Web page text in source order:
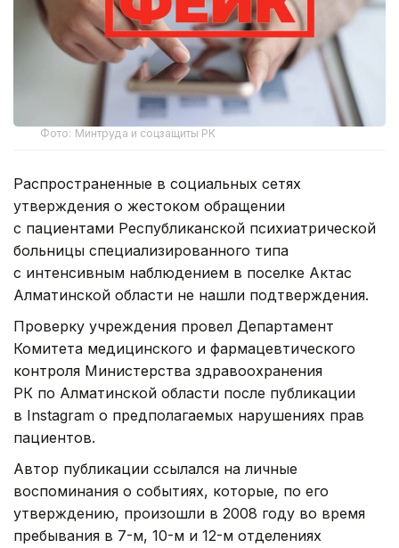
Фото: Минтруда и соцзащиты РК
Распространенные в социальных сетях
утверждения о жестоком обращении
с пациентами Республиканской психиатрической
больницы специализированного типа
с интенсивным наблюдением в поселке Актас
Алматинской области не нашли подтверждения.
Проверку учреждения провел Департамент
Комитета медицинского и фармацевтического
контроля Министерства здравоохранения
РК по Алматинской области после публикации
в Instagram о предполагаемых нарушениях прав
пациентов.
Автор публикации ссылался на личные
воспоминания о событиях, которые, по его
утверждению, произошли в 2008 году во время
пребывания в 7-м, 10-м и 12-м отделениях